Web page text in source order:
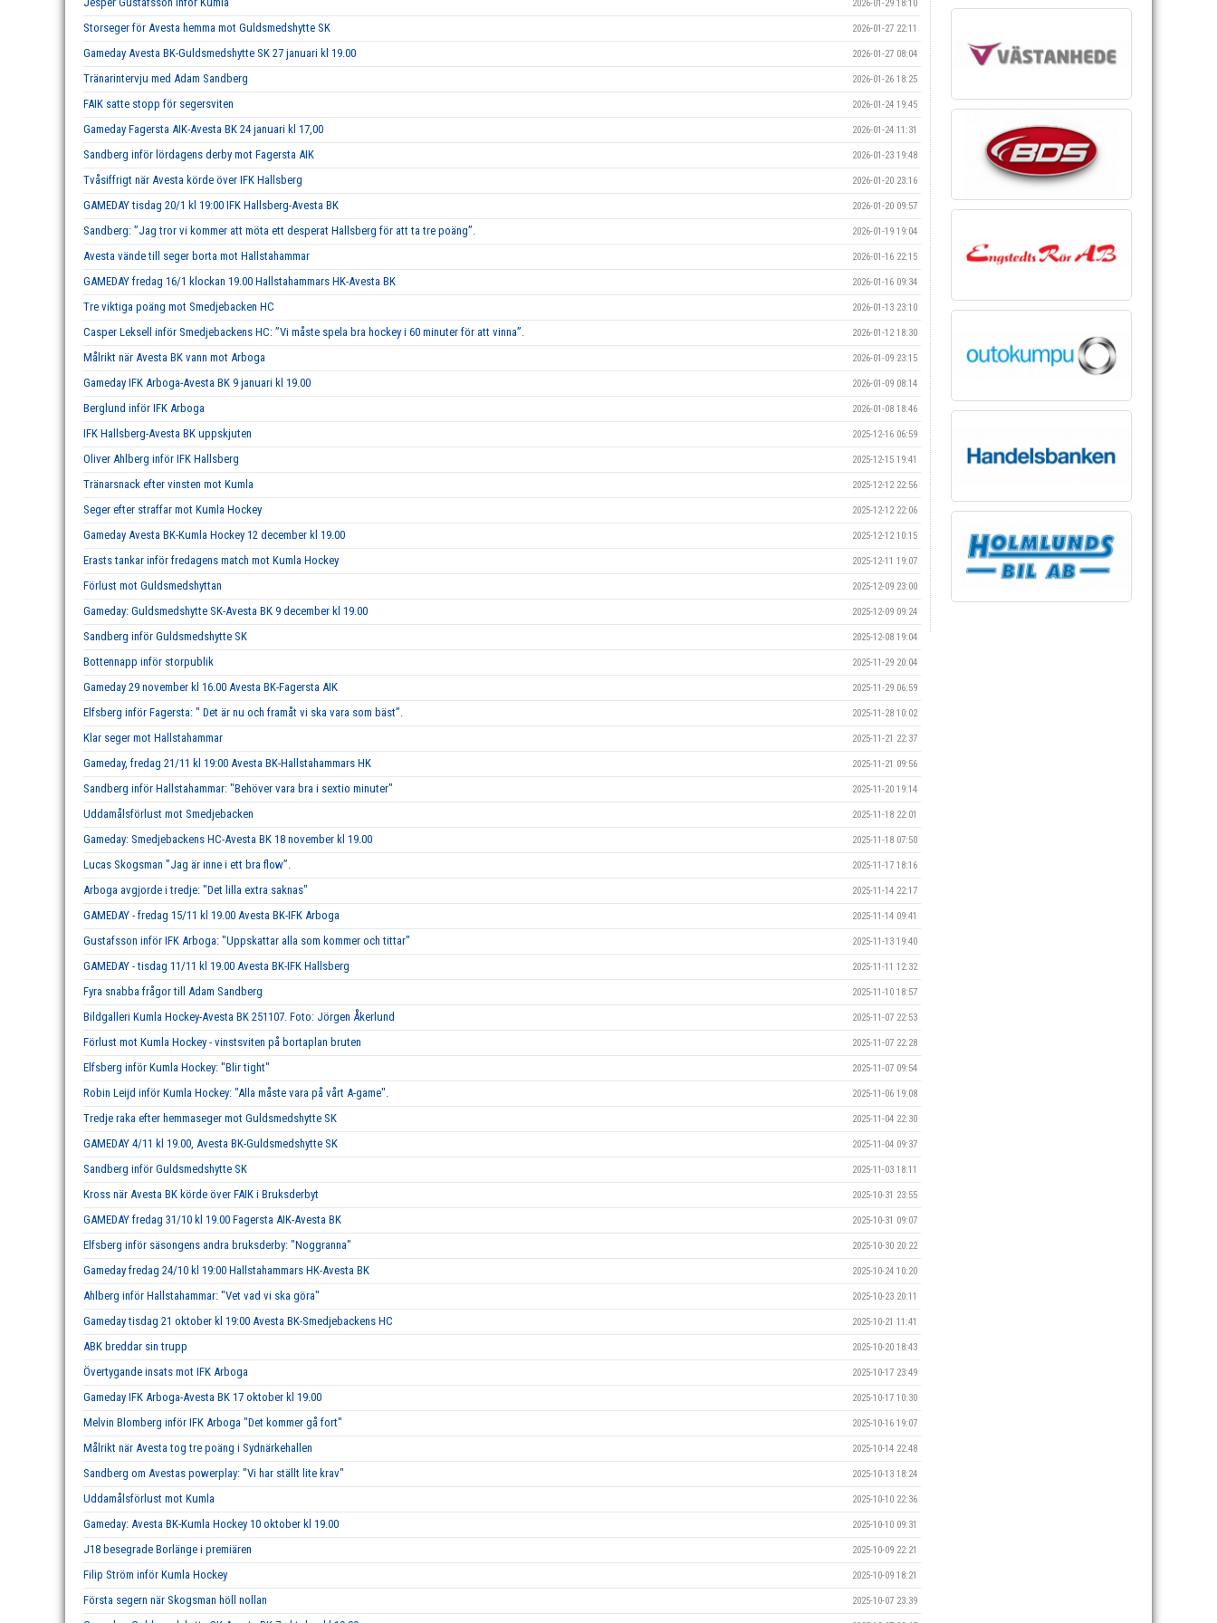
2026-01-29 18:10
Storseger för Avesta hemma mot Guldsmedshytte SK 2026-01-27 22:11
Gameday Avesta BK-Guldsmedshytte SK 27 januari kl 19.00 2026-01-27 08:04
Tränarintervju med Adam Sandberg 2026-01-26 18:25
FAIK satte stopp för segersviten 2026-01-24 19:45
Gameday Fagersta AIK-Avesta BK 24 januari kl 17,00 2026-01-24 11:31
Sandberg inför lördagens derby mot Fagersta AIK 2026-01-23 19:48
Tvåsiffrigt när Avesta körde över IFK Hallsberg 2026-01-20 23:16
GAMEDAY tisdag 20/1 kl 19:00 IFK Hallsberg-Avesta BK 2026-01-20 09:57
Sandberg: ”Jag tror vi kommer att möta ett desperat Hallsberg för att ta tre poäng”. 2026-01-19 19:04
Avesta vände till seger borta mot Hallstahammar 2026-01-16 22:15
GAMEDAY fredag 16/1 klockan 19.00 Hallstahammars HK-Avesta BK 2026-01-16 09:34
Tre viktiga poäng mot Smedjebacken HC 2026-01-13 23:10
Casper Leksell inför Smedjebackens HC: ”Vi måste spela bra hockey i 60 minuter för att vinna”. 2026-01-12 18:30
Målrikt när Avesta BK vann mot Arboga 2026-01-09 23:15
Gameday IFK Arboga-Avesta BK 9 januari kl 19.00 2026-01-09 08:14
Berglund inför IFK Arboga 2026-01-08 18:46
IFK Hallsberg-Avesta BK uppskjuten 2025-12-16 06:59
Oliver Ahlberg inför IFK Hallsberg 2025-12-15 19:41
Tränarsnack efter vinsten mot Kumla 2025-12-12 22:56
Seger efter straffar mot Kumla Hockey 2025-12-12 22:06
Gameday Avesta BK-Kumla Hockey 12 december kl 19.00 2025-12-12 10:15
Erasts tankar inför fredagens match mot Kumla Hockey 2025-12-11 19:07
Förlust mot Guldsmedshyttan 2025-12-09 23:00
Gameday: Guldsmedshytte SK-Avesta BK 9 december kl 19.00 2025-12-09 09:24
Sandberg inför Guldsmedshytte SK 2025-12-08 19:04
Bottennapp inför storpublik 2025-11-29 20:04
Gameday 29 november kl 16.00 Avesta BK-Fagersta AIK 2025-11-29 06:59
Elfsberg inför Fagersta: " Det är nu och framåt vi ska vara som bäst”. 2025-11-28 10:02
Klar seger mot Hallstahammar 2025-11-21 22:37
Gameday, fredag 21/11 kl 19:00 Avesta BK-Hallstahammars HK 2025-11-21 09:56
Sandberg inför Hallstahammar: "Behöver vara bra i sextio minuter" 2025-11-20 19:14
Uddamålsförlust mot Smedjebacken 2025-11-18 22:01
Gameday: Smedjebackens HC-Avesta BK 18 november kl 19.00 2025-11-18 07:50
Lucas Skogsman ”Jag är inne i ett bra flow”. 2025-11-17 18:16
Arboga avgjorde i tredje: "Det lilla extra saknas" 2025-11-14 22:17
GAMEDAY - fredag 15/11 kl 19.00 Avesta BK-IFK Arboga 2025-11-14 09:41
Gustafsson inför IFK Arboga: "Uppskattar alla som kommer och tittar" 2025-11-13 19:40
GAMEDAY - tisdag 11/11 kl 19.00 Avesta BK-IFK Hallsberg 2025-11-11 12:32
Fyra snabba frågor till Adam Sandberg 2025-11-10 18:57
Bildgalleri Kumla Hockey-Avesta BK 251107. Foto: Jörgen Åkerlund 2025-11-07 22:53
Förlust mot Kumla Hockey - vinstsviten på bortaplan bruten 2025-11-07 22:28
Elfsberg inför Kumla Hockey: "Blir tight" 2025-11-07 09:54
Robin Leijd inför Kumla Hockey: "Alla måste vara på vårt A-game". 2025-11-06 19:08
Tredje raka efter hemmaseger mot Guldsmedshytte SK 2025-11-04 22:30
GAMEDAY 4/11 kl 19.00, Avesta BK-Guldsmedshytte SK 2025-11-04 09:37
Sandberg inför Guldsmedshytte SK 2025-11-03 18:11
Kross när Avesta BK körde över FAIK i Bruksderbyt 2025-10-31 23:55
GAMEDAY fredag 31/10 kl 19.00 Fagersta AIK-Avesta BK 2025-10-31 09:07
Elfsberg inför säsongens andra bruksderby: "Noggranna" 2025-10-30 20:22
Gameday fredag 24/10 kl 19:00 Hallstahammars HK-Avesta BK 2025-10-24 10:20
Ahlberg inför Hallstahammar: "Vet vad vi ska göra" 2025-10-23 20:11
Gameday tisdag 21 oktober kl 19:00 Avesta BK-Smedjebackens HC 2025-10-21 11:41
ABK breddar sin trupp 2025-10-20 18:43
Övertygande insats mot IFK Arboga 2025-10-17 23:49
Gameday IFK Arboga-Avesta BK 17 oktober kl 19.00 2025-10-17 10:30
Melvin Blomberg inför IFK Arboga "Det kommer gå fort" 2025-10-16 19:07
Målrikt när Avesta tog tre poäng i Sydnärkehallen 2025-10-14 22:48
Sandberg om Avestas powerplay: "Vi har ställt lite krav" 2025-10-13 18:24
Uddamålsförlust mot Kumla 2025-10-10 22:36
Gameday: Avesta BK-Kumla Hockey 10 oktober kl 19.00 2025-10-10 09:31
J18 besegrade Borlänge i premiären 2025-10-09 22:21
Filip Ström inför Kumla Hockey 2025-10-09 18:21
Första segern när Skogsman höll nollan 2025-10-07 23:39